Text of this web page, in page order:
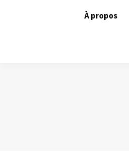
À propos